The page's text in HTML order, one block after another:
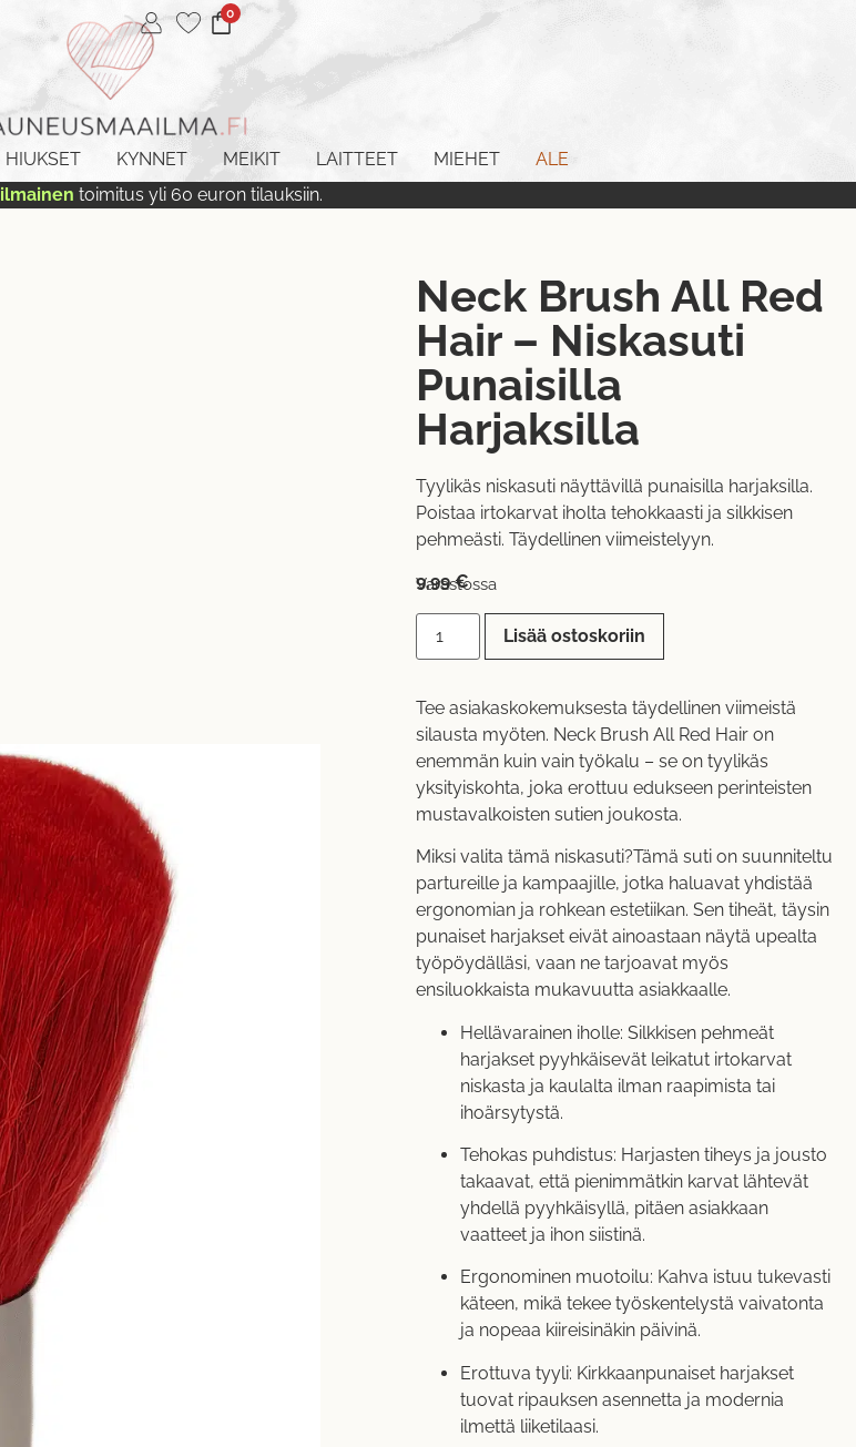
0
HIUKSET KYNNET MEIKIT LAITTEET MIEHET
ALE
ilmainen toimitus yli 60 euron tilauksiin.
Neck Brush All Red
Hair – Niskasuti
Punaisilla
Harjaksilla
Tyylikäs niskasuti näyttävillä punaisilla harjaksilla.
Poistaa irtokarvat iholta tehokkaasti ja silkkisen
pehmeästi. Täydellinen viimeistelyyn.
9,99€
Varastossa
Lisää ostoskoriin
Tee asiakaskokemuksesta täydellinen viimeistä
silausta myöten. Neck Brush All Red Hair on
enemmän kuin vain työkalu – se on tyylikäs
yksityiskohta, joka erottuu edukseen perinteisten
mustavalkoisten sutien joukosta.
Miksi valita tämä niskasuti?Tämä suti on suunniteltu
partureille ja kampaajille, jotka haluavat yhdistää
ergonomian ja rohkean estetiikan. Sen tiheät, täysin
punaiset harjakset eivät ainoastaan näytä upealta
työpöydälläsi, vaan ne tarjoavat myös
ensiluokkaista mukavuutta asiakkaalle.
Hellävarainen iholle: Silkkisen pehmeät
harjakset pyyhkäisevät leikatut irtokarvat
niskasta ja kaulalta ilman raapimista tai
ihoärsytystä.
Tehokas puhdistus: Harjasten tiheys ja jousto
takaavat, että pienimmätkin karvat lähtevät
yhdellä pyyhkäisyllä, pitäen asiakkaan
vaatteet ja ihon siistinä.
Ergonominen muotoilu: Kahva istuu tukevasti
käteen, mikä tekee työskentelystä vaivatonta
ja nopeaa kiireisinäkin päivinä.
Erottuva tyyli: Kirkkaanpunaiset harjakset
tuovat ripauksen asennetta ja modernia
ilmettä liiketilaasi.